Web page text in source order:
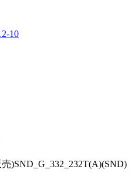
10
)SND_G_332_232T(A)(SND)